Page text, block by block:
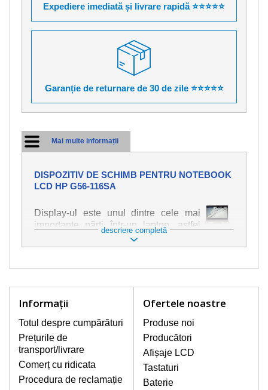
Expediere imediată și livrare rapidă ⭐⭐⭐⭐⭐
Garanție de returnare de 30 de zile ⭐⭐⭐⭐⭐
Mai multe informații
DISPOZITIV DE SCHIMB PENTRU NOTEBOOK
LCD HP G56-116SA
Display-ul este unul dintre cele mai
importante părți într-un laptop, astfel
încât ne străduim să oferim piese de
schimb de cea mai bună calitate.
ul cu cea mai mare atenție. Cele mai
natură mecanică, cum ar fi afișajul rupt
sau crăpat. În plus, dungile verticale,
afișajul neiluminat, luminozitatea
intermitentă sau neuniformă
AFIŞAJE/DISPLAY LCD
descriere completă
Informaţii
Totul despre cumpărături
Prețurile de
transport/livrare
Comerț cu ridicata
Procedura de reclamație
Ofertele noastre
Produse noi
Producători
Afișaje LCD
Tastaturi
Baterie